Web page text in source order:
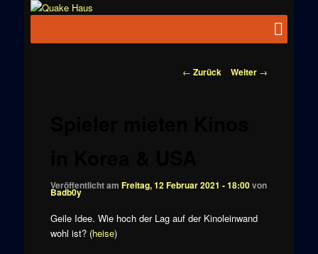
News zu
Beitragsnavigation
← Zurück Weiter →
Veröffentlicht am Freitag, 12 Februar 2021 - 18:00von
Badb0y
Geile Idee. Wie hoch der Lag auf der Kinoleinwand
wohl ist? (heise)